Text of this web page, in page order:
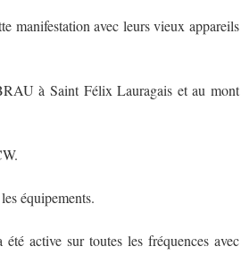
manifestation avec leurs vieux appareils
à Saint Félix Lauragais et au mont
équipements.
été active sur toutes les fréquences avec